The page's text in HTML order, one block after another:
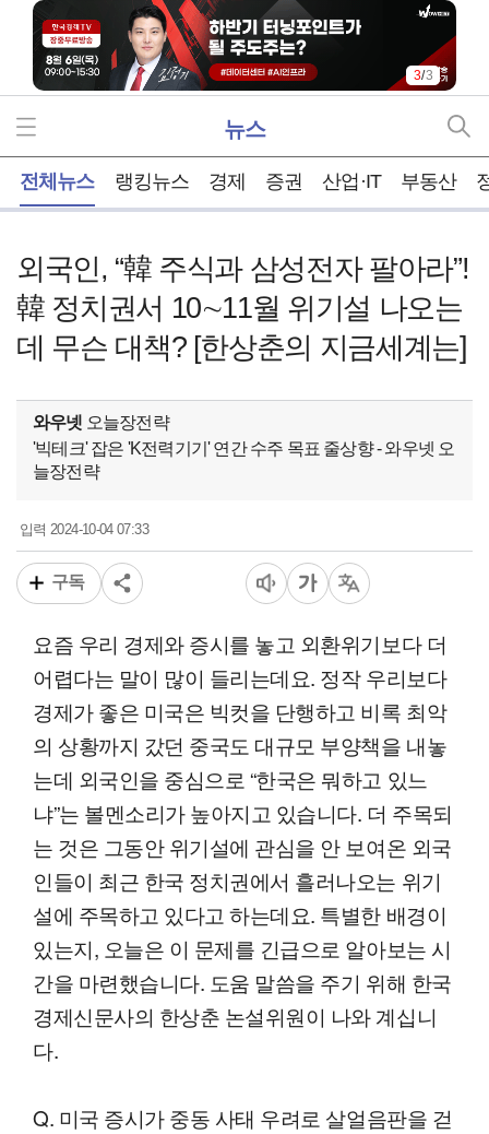
3/3
뉴스
전체뉴스 랭킹뉴스 경제 증권 산업·IT 부동산
외국인, “韓 주식과 삼성전자 팔아라”!
韓 정치권서 10∼11월 위기설 나오는
데 무슨 대책? [한상춘의 지금세계는]
와우넷 오늘장전략
'빅테크' 잡은 'K전력기기' 연간 수주 목표 줄상향 - 와우넷 오
늘장전략
입력 2024-10-04 07:33
구독
요즘 우리 경제와 증시를 놓고 외환위기보다 더
어렵다는 말이 많이 들리는데요. 정작 우리보다
경제가 좋은 미국은 빅컷을 단행하고 비록 최악
의 상황까지 갔던 중국도 대규모 부양책을 내놓
는데 외국인을 중심으로 “한국은 뭐하고 있느
냐”는 볼멘소리가 높아지고 있습니다. 더 주목되
는 것은 그동안 위기설에 관심을 안 보여온 외국
인들이 최근 한국 정치권에서 흘러나오는 위기
설에 주목하고 있다고 하는데요. 특별한 배경이
있는지, 오늘은 이 문제를 긴급으로 알아보는 시
간을 마련했습니다. 도움 말씀을 주기 위해 한국
경제신문사의 한상춘 논설위원이 나와 계십니
다.
Q. 미국 증시가 중동 사태 우려로 살얼음판을 걷